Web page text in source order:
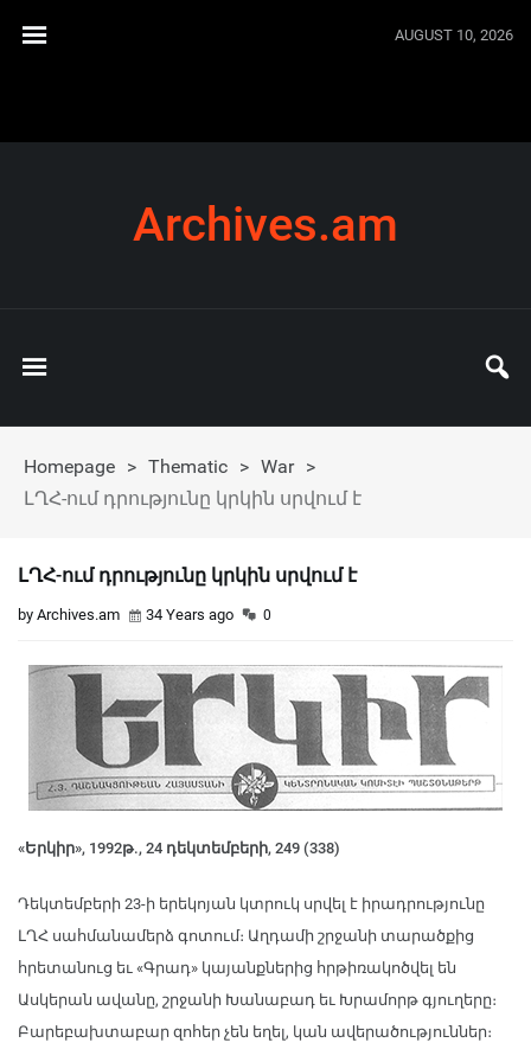
AUGUST 10, 2026
Archives.am
Homepage > Thematic > War >
ԼՂՀ-ում դրությունը կրկին սրվում է
ԼՂՀ-ում դրությունը կրկին սրվում է
by Archives.am 34 Years ago 0
«Երկիր», 1992թ., 24 դեկտեմբերի, 249 (338)
Դեկտեմբերի 23-ի երեկոյան կտրուկ սրվել է իրադրությունը
ԼՂՀ սահմանամերձ գոտում։ Աղդամի շրջանի տարածքից
հրետանուց եւ «Գրադ» կայանքներից հրթիռակոծվել են
Ասկերան ավանը, շրջանի Խանաբադ եւ Խրամորթ գյուղերը։
Բարեբախտաբար զոհեր չեն եղել, կան ավերածություններ։